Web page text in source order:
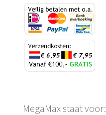
MegaMax staat voor: